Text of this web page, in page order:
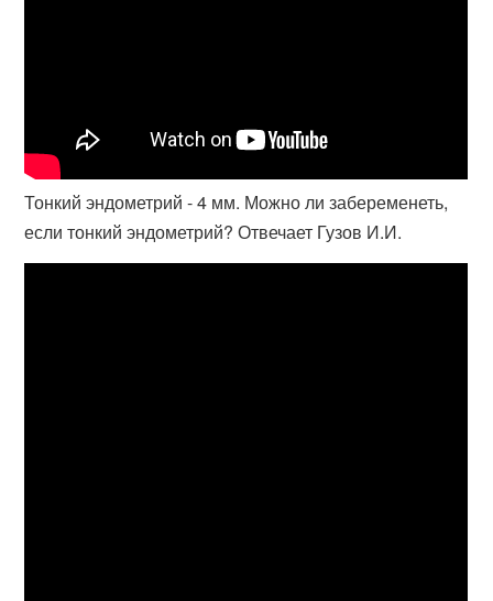
Тонкий эндометрий - 4 мм. Можно ли забеременеть,
если тонкий эндометрий? Отвечает Гузов И.И.